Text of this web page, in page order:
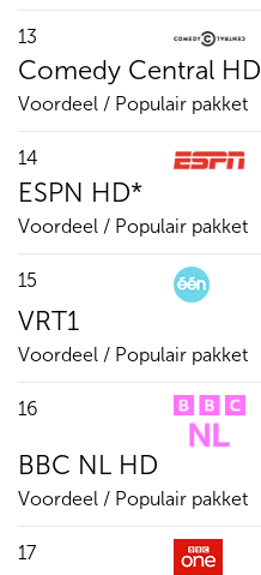
13
Comedy Central HD
Voordeel / Populair pakket
14
ESPN HD*
Voordeel / Populair pakket
15
VRT1
Voordeel / Populair pakket
16
BBC NL HD
Voordeel / Populair pakket
17